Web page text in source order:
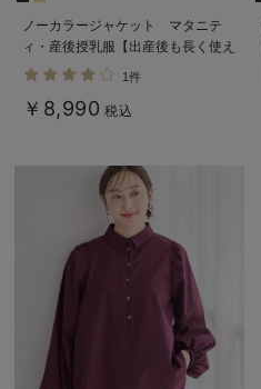
ノーカラージャケット マタニテ
ィ・産後授乳服【出産後も長く使え
る】
1件
￥8,990 税込